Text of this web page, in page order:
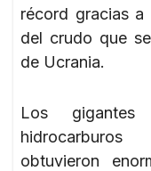
récord gracias
del crudo que
de Ucrania.
Los gigantes
obtuvieron